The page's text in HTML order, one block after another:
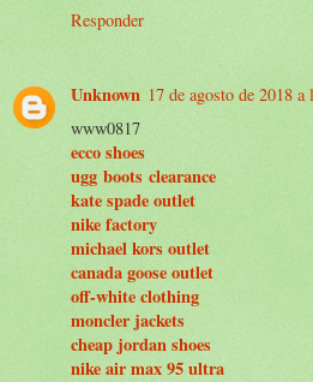
Responder
Unknown 17 de agosto de 2018 a
www0817
ecco shoes
ugg boots clearance
kate spade outlet
nike factory
michael kors outlet
canada goose outlet
off-white clothing
moncler jackets
cheap jordan shoes
nike air max 95 ultra